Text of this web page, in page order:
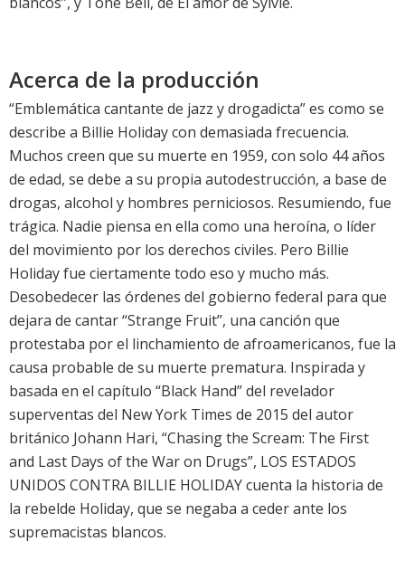
Acerca de la producción
“Emblemática cantante de jazz y drogadicta” es como se
describe a Billie Holiday con demasiada frecuencia.
Muchos creen que su muerte en 1959, con solo 44 años
de edad, se debe a su propia autodestrucción, a base de
drogas, alcohol y hombres perniciosos. Resumiendo, fue
trágica. Nadie piensa en ella como una heroína, o líder
del movimiento por los derechos civiles. Pero Billie
Holiday fue ciertamente todo eso y mucho más.
Desobedecer las órdenes del gobierno federal para que
dejara de cantar “Strange Fruit”, una canción que
protestaba por el linchamiento de afroamericanos, fue la
causa probable de su muerte prematura. Inspirada y
basada en el capítulo “Black Hand” del revelador
superventas del New York Times de 2015 del autor
británico Johann Hari, “Chasing the Scream: The First
and Last Days of the War on Drugs”, LOS ESTADOS
UNIDOS CONTRA BILLIE HOLIDAY cuenta la historia de
la rebelde Holiday, que se negaba a ceder ante los
supremacistas blancos.